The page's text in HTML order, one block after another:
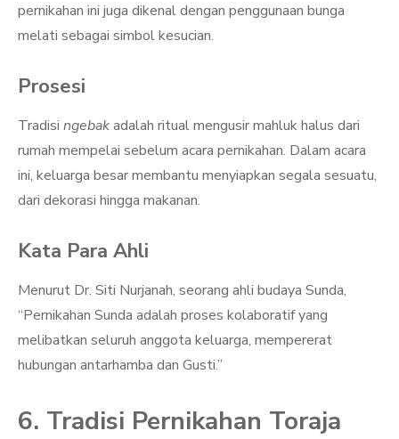
pernikahan ini juga dikenal dengan penggunaan bunga
melati sebagai simbol kesucian.
Prosesi
Tradisi ngebakadalah ritual mengusir mahluk halus dari
rumah mempelai sebelum acara pernikahan. Dalam acara
ini, keluarga besar membantu menyiapkan segala sesuatu,
dari dekorasi hingga makanan.
Kata Para Ahli
Menurut Dr. Siti Nurjanah, seorang ahli budaya Sunda,
“Pernikahan Sunda adalah proses kolaboratif yang
melibatkan seluruh anggota keluarga, mempererat
hubungan antarhamba dan Gusti.”
6. Tradisi Pernikahan Toraja